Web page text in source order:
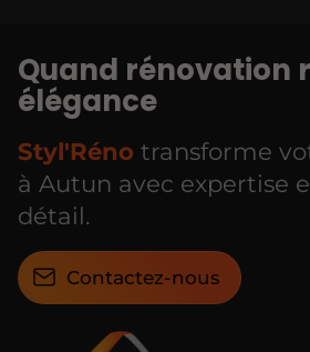
Quand rénovation
élégance
Styl'Réno transforme
à Autun avec expertise
détail.
Contactez-nous